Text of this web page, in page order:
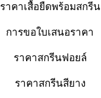
ราคาเสื้อยืดพร้อมสกรีน
การขอใบเสนอราคา
ราคาสกรีนฟอยล์
ราคาสกรีนสียาง